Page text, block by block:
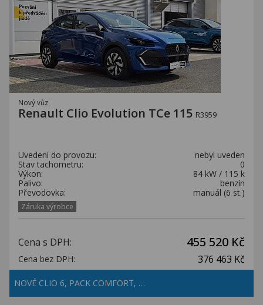
Nový vůz
Renault Clio Evolution TCe 115 R3959
Uvedení do provozu:
nebyl uveden
Stav tachometru:
0
Výkon:
84 kW / 115 k
Palivo:
benzín
Převodovka:
manuál (6 st.)
Záruka výrobce
Cena s DPH: 455 520 Kč
Cena bez DPH: 376 463 Kč
NOVÉ CLIO 6, PACK COMFORT, …